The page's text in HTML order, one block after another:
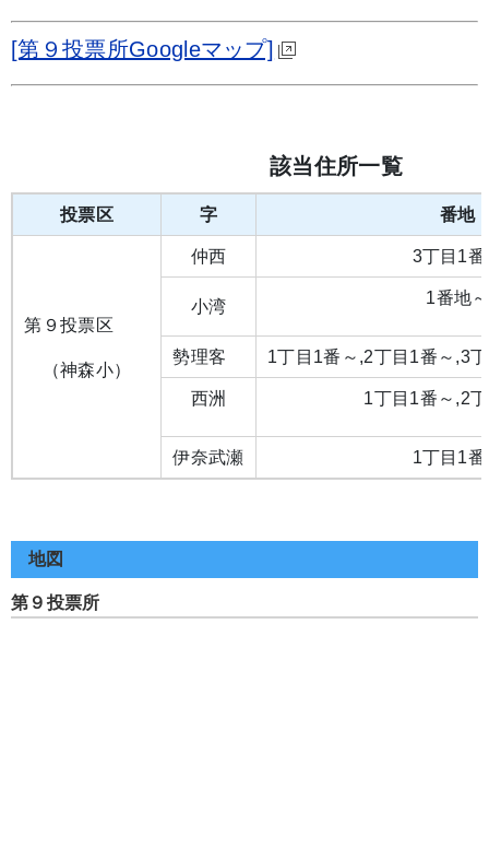
[第９投票所Googleマップ]
該当住所一覧
投票区 字 番地
第９投票区
（神森小）
仲西 3丁目1番
小湾 1番地～
勢理客 1丁目1番～,2丁目1番～,3
西洲 1丁目1番～,2
伊奈武瀬 1丁目1
地図
第９投票所